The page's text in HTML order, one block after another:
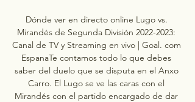
Dónde ver en directo online Lugo vs.
Mirandés de Segunda División 2022-2023:
Canal de TV y Streaming en vivo | Goal. com
EspanaTe contamos todo lo que debes
saber del duelo que se disputa en el Anxo
Carro. El Lugo se ve las caras con el
Mirandés con el partido encargado de dar